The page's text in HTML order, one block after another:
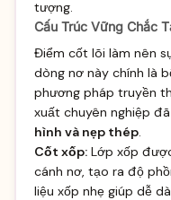
tượng.
Cấu Trúc Vững Chắc
Điểm cốt lõi làm nên
dòng nơ này chính là
phương pháp truyền
xuất chuyên nghiệp
hình và nẹp thép.
Cốt xốp:Lớp xốp
cánh nơ, tạo ra độ
liệu xốp nhẹ giúp dễ